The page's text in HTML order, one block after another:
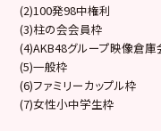
(2)100発98中権利
(3)柱の会会員枠
(4)AKB48グループ映像倉庫
(5)一般枠
(6)ファミリーカップル枠
(7)女性小中学生枠